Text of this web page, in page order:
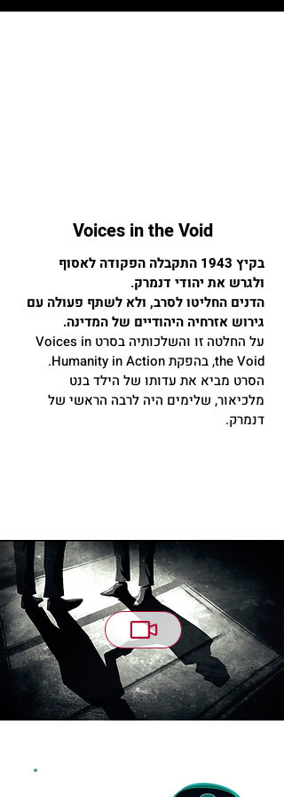
Voices in the Void
בקיץ 1943 התקבלה הפקוד
ה לאסוף
ולגרש את יהודי דנמרק.
הדנים החליטו לסרב, ולא לשתף פעולה עם
גירוש אזרחיה היהודיים של המדינה.
על החלטה זו והשלכותיה בסרט Voices in
the Void
, בהפקת Humanity in Action.
הסרט מביא את עדותו של הילד בנט
מלכיאור, שלימים היה לרבה הראשי של
דנמרק.